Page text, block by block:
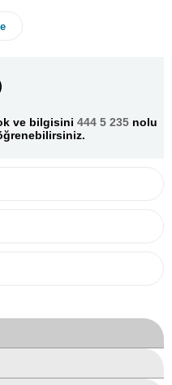
ve bilgisini 444 5 235 nolu